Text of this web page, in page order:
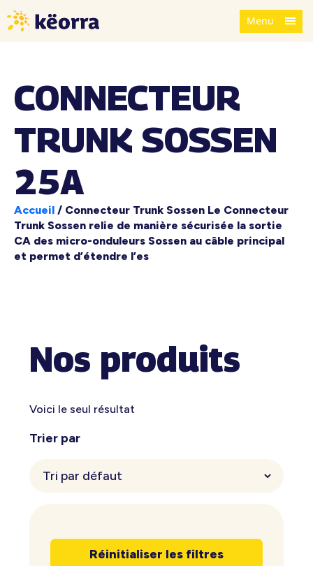
Menu
CONNECTEUR
TRUNK SOSSEN
25A
Accueil / Connecteur Trunk Sossen Le Connecteur
Trunk Sossen relie de manière sécurisée la sortie
CA des micro-onduleurs Sossen au câble principal
et permet d’étendre l’es
Nos produits
Voici le seul résultat
Trier par
Réinitialiser les filtres